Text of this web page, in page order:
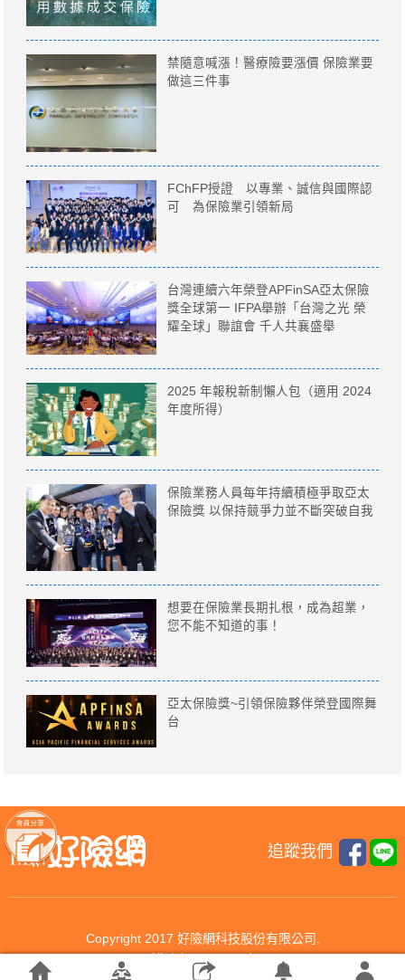
禁隨意喊漲！醫療險要漲價 保險業要
做這三件事
FChFP授證 以專業、誠信與國際認
可 為保險業引領新局
台灣連續六年榮登APFinSA亞太保險
獎全球第一 IFPA舉辦「台灣之光 榮
耀全球」聯誼會 千人共襄盛舉
2025 年報稅新制懶人包（適用 2024
年度所得）
保險業務人員每年持續積極爭取亞太
保險獎 以保持競爭力並不斷突破自我
想要在保險業長期扎根，成為超業，
您不能不知道的事！
亞太保險獎~引領保險夥伴榮登國際舞
台
追蹤我們
Copyright 2017 好險網科技股份有限公司.
All rights reserved.